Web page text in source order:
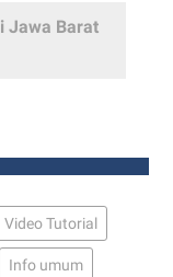
Jawa Barat
Video Tutorial
Info umum